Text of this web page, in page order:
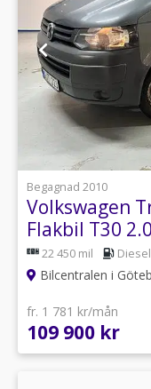
Begagnad 2010
Volkswagen
Flakbil T30
22 450 mil Diesel
Bilcentralen i
fr. 1 781 kr/mån
109 900 kr